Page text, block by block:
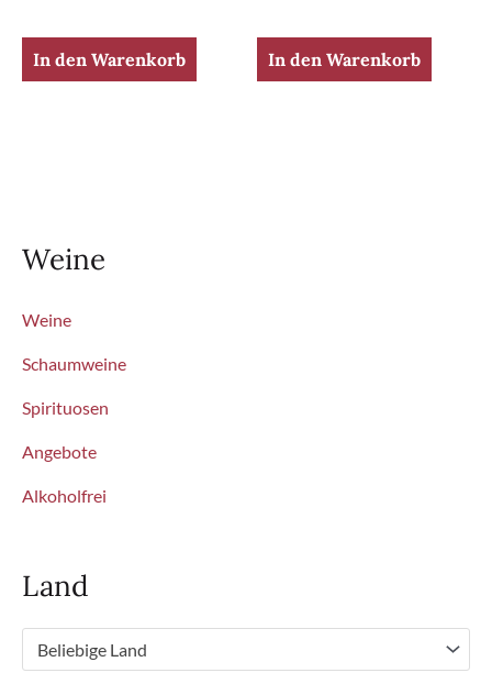
Weine
Weine
Schaumweine
Spirituosen
Angebote
Alkoholfrei
Land
Beliebige Land
In den Warenkorb In den Warenkorb